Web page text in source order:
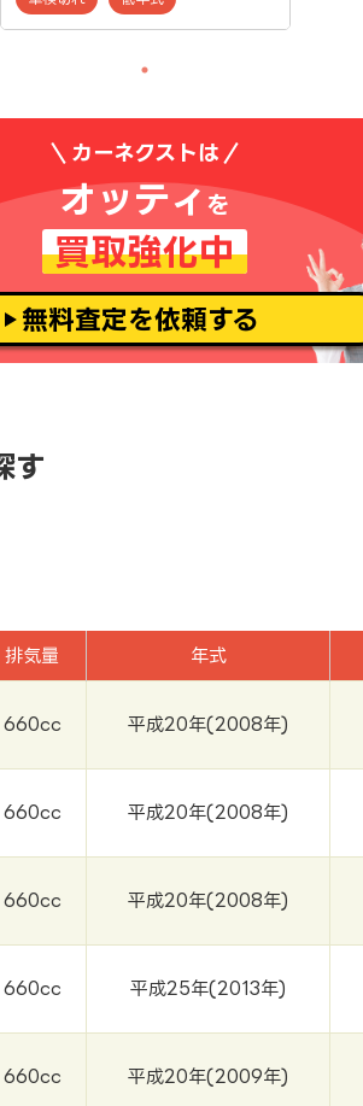
カーネクストは
オッティを
買取強化中
無料査定を依頼する
す
排気量 年式
660cc 平成20年(2008年)
660cc 平成20年(2008年)
660cc 平成20年(2008年)
660cc 平成25年(2013年)
660cc 平成20年(2009年)